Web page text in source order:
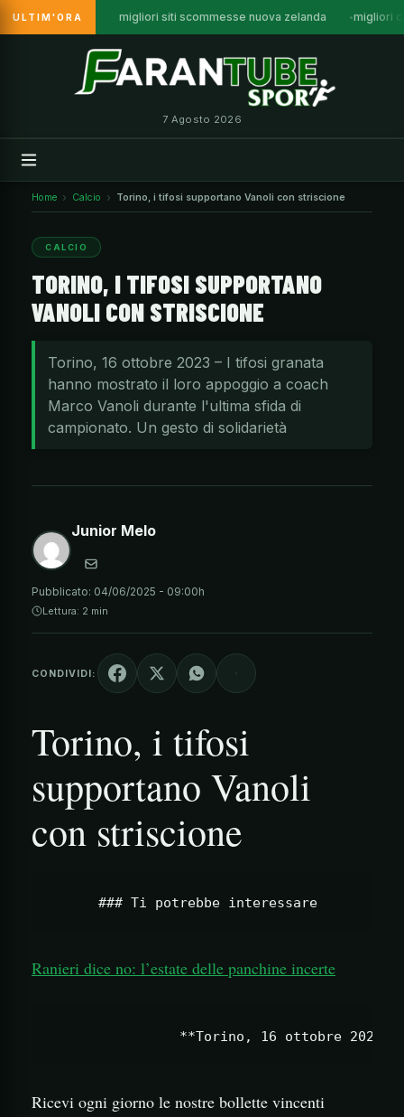
ULTIM'ORA migliori siti scommesse nuova zelanda migliori
7 Agosto 2026
Home Calcio Torino, i tifosi supportano Vanoli con striscione
CALCIO
TORINO, I TIFOSI SUPPORTANO
VANOLI CON STRISCIONE
Torino, 16 ottobre 2023 – I tifosi granata
hanno mostrato il loro appoggio a coach
Marco Vanoli durante l'ultima sfida di
campionato. Un gesto di solidarietà
Junior Melo
Pubblicato: 04/06/2025 - 09:00h
Lettura: 2 min
CONDIVIDI:
Torino, i tifosi
supportano Vanoli
con striscione
Ranieri dice no: l’estate delle panchine incerte
Ricevi ogni giorno le nostre bollette vincenti